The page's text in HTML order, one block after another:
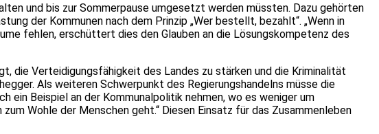
und bis zur Sommerpause umgesetzt werden müssten. Dazu gehörten
der Kommunen nach dem Prinzip „Wer bestellt, bezahlt“. „Wenn in
fehlen, erschüttert dies den Glauben an die Lösungskompetenz des
die Verteidigungsfähigkeit des Landes zu stärken und die Kriminalität
Als weiteren Schwerpunkt des Regierungshandelns müsse die
ein Beispiel an der Kommunalpolitik nehmen, wo es weniger um
Wohle der Menschen geht.“ Diesen Einsatz für das Zusammenleben